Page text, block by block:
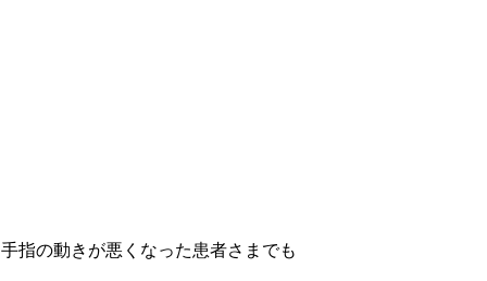
指の動きが悪くなった患者さまでも